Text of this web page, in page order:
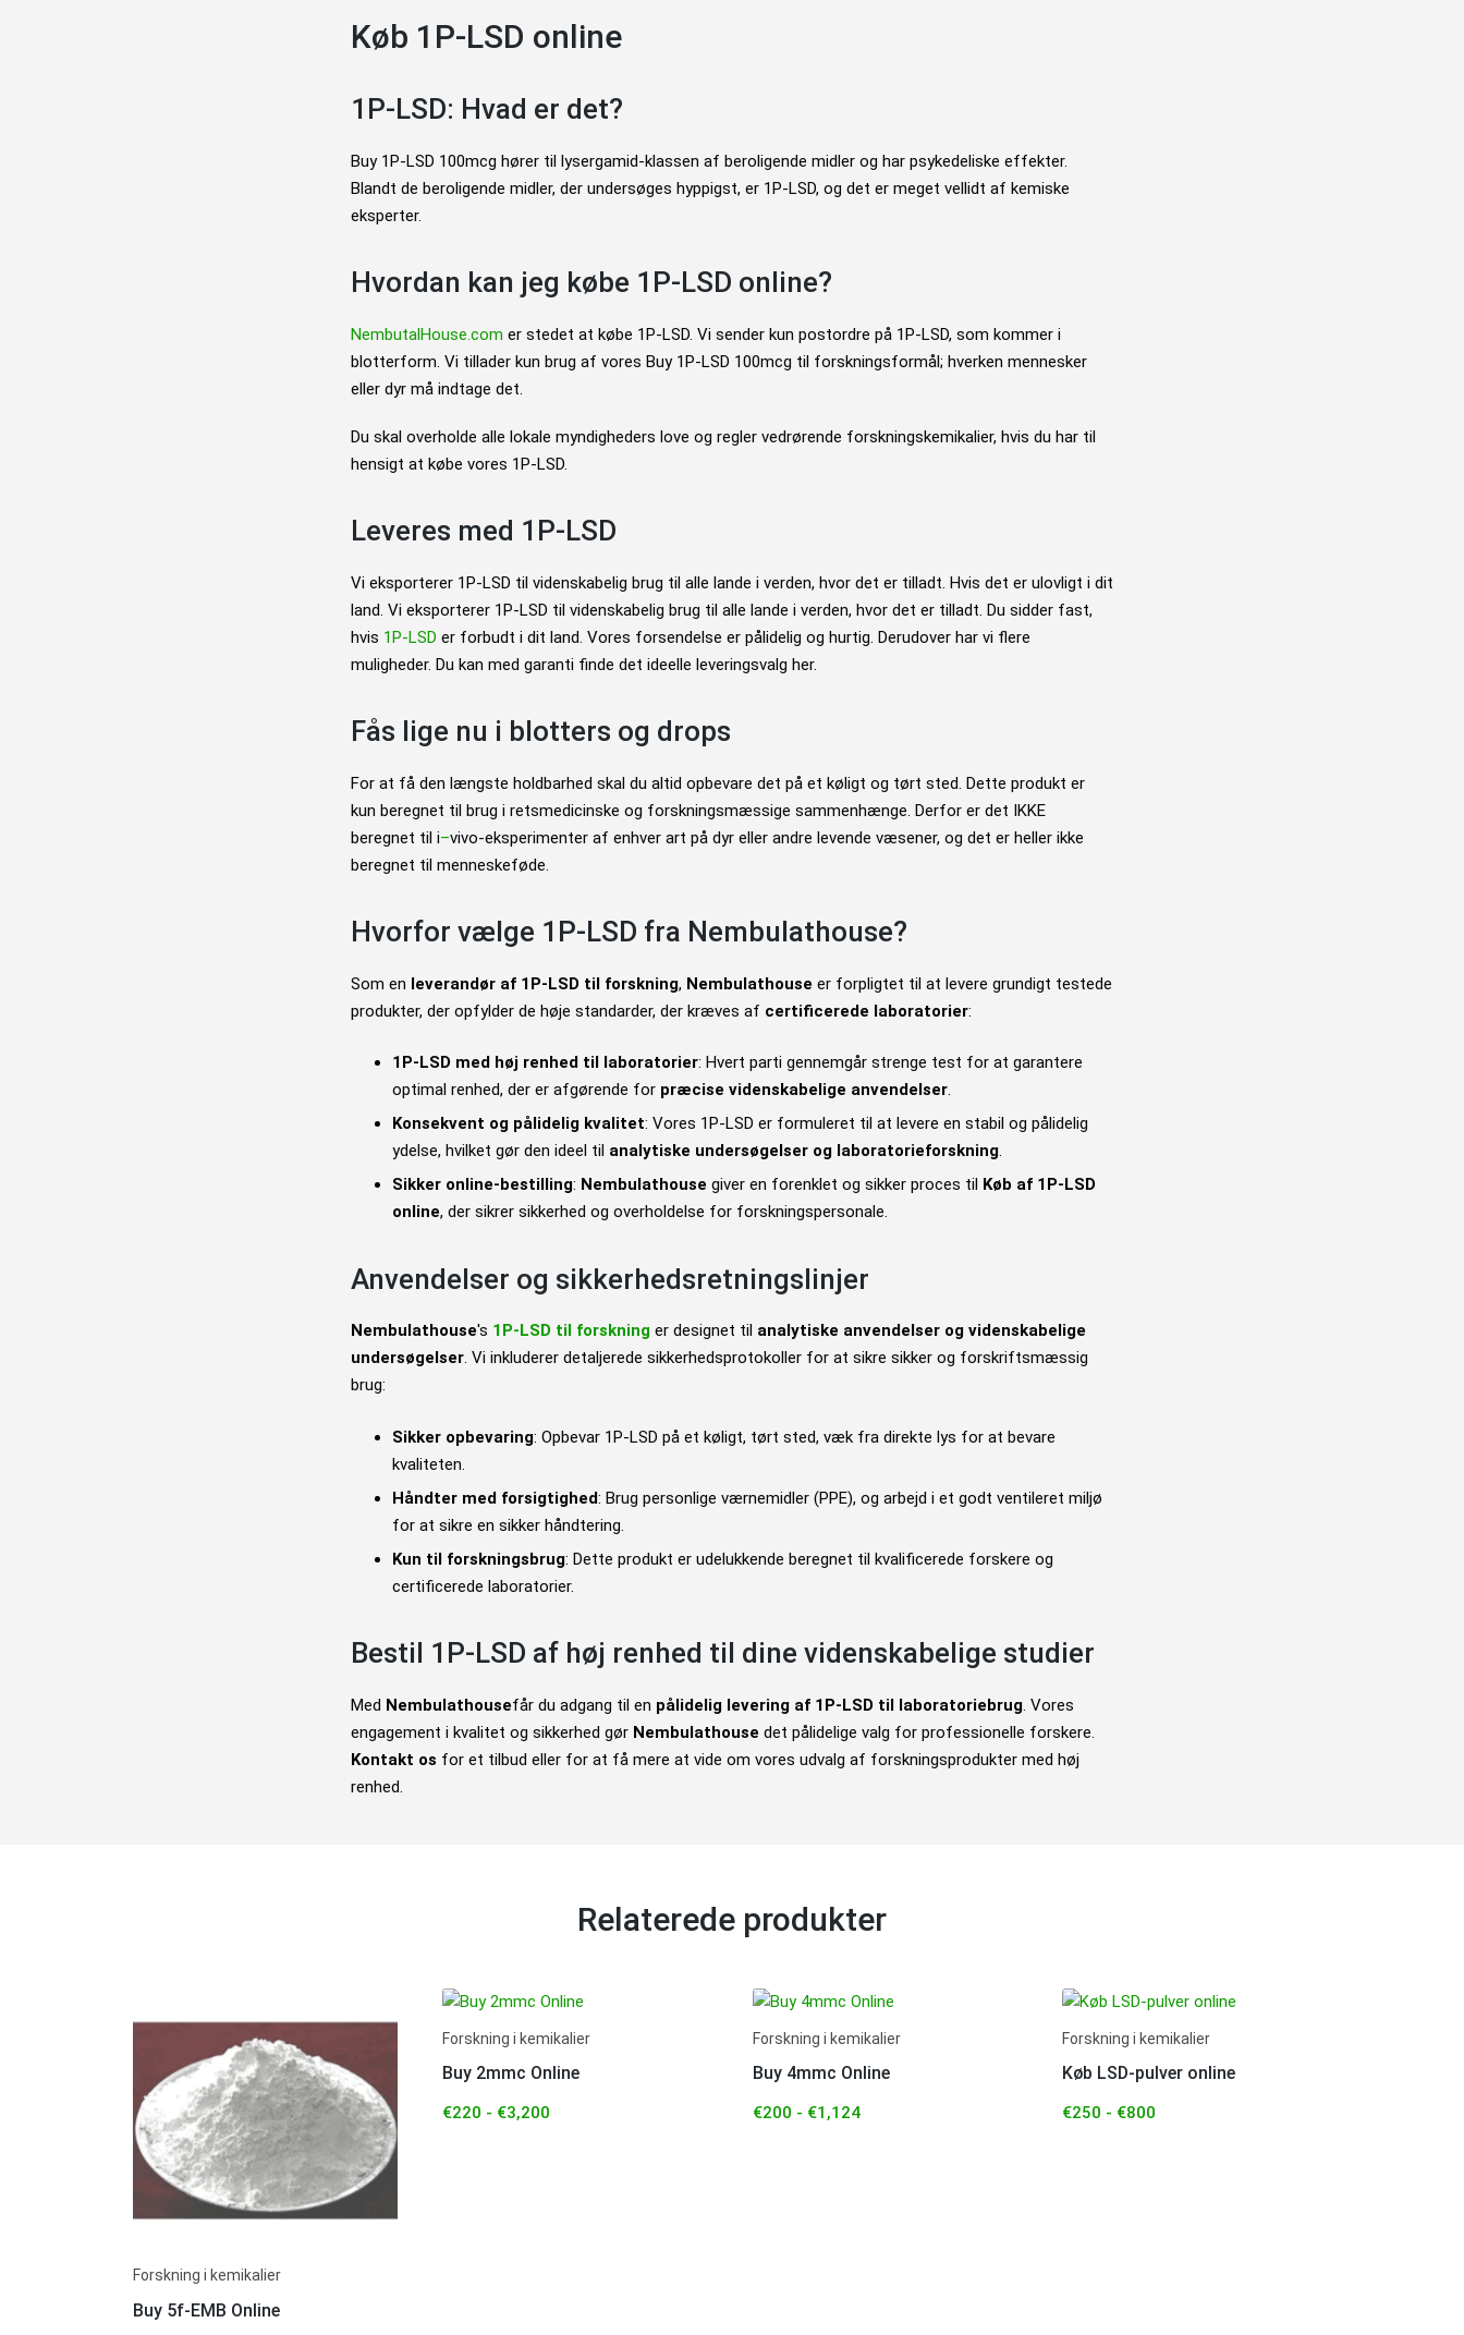
Køb 1P-LSD online
1P-LSD: Hvad er det?
Buy 1P-LSD 100mcg hører til lysergamid-klassen af beroligende midler og har psykedeliske effekter.
Blandt de beroligende midler, der undersøges hyppigst, er 1P-LSD, og det er meget vellidt af kemiske
eksperter.
Hvordan kan jeg købe 1P-LSD online?
NembutalHouse.com er stedet at købe 1P-LSD. Vi sender kun postordre på 1P-LSD, som kommer i
blotterform. Vi tillader kun brug af vores Buy 1P-LSD 100mcg til forskningsformål; hverken mennesker
eller dyr må indtage det.
Du skal overholde alle lokale myndigheders love og regler vedrørende forskningskemikalier, hvis du har til
hensigt at købe vores 1P-LSD.
Leveres med 1P-LSD
Vi eksporterer 1P-LSD til videnskabelig brug til alle lande i verden, hvor det er tilladt. Hvis det er ulovligt i dit
land. Vi eksporterer 1P-LSD til videnskabelig brug til alle lande i verden, hvor det er tilladt. Du sidder fast,
hvis 1P-LSD er forbudt i dit land. Vores forsendelse er pålidelig og hurtig. Derudover har vi flere
muligheder. Du kan med garanti finde det ideelle leveringsvalg her.
Fås lige nu i blotters og drops
For at få den længste holdbarhed skal du altid opbevare det på et køligt og tørt sted. Dette produkt er
kun beregnet til brug i retsmedicinske og forskningsmæssige sammenhænge. Derfor er det IKKE
beregnet til i–vivo-eksperimenter af enhver art på dyr eller andre levende væsener, og det er heller ikke
beregnet til menneskeføde.
Hvorfor vælge 1P-LSD fra Nembulathouse?
Som en leverandør af 1P-LSD til forskning, Nembulathouse er forpligtet til at levere grundigt testede
produkter, der opfylder de høje standarder, der kræves af certificerede laboratorier:
1P-LSD med høj renhed til laboratorier: Hvert parti gennemgår strenge test for at garantere
optimal renhed, der er afgørende for præcise videnskabelige anvendelser.
Konsekvent og pålidelig kvalitet: Vores 1P-LSD er formuleret til at levere en stabil og pålidelig
ydelse, hvilket gør den ideel til analytiske undersøgelser og laboratorieforskning.
Sikker online-bestilling: Nembulathouse giver en forenklet og sikker proces til Køb af 1P-LSD
online, der sikrer sikkerhed og overholdelse for forskningspersonale.
Anvendelser og sikkerhedsretningslinjer
Nembulathouse's 1P-LSD til forskning er designet til analytiske anvendelser og videnskabelige
undersøgelser. Vi inkluderer detaljerede sikkerhedsprotokoller for at sikre sikker og forskriftsmæssig
brug:
Sikker opbevaring: Opbevar 1P-LSD på et køligt, tørt sted, væk fra direkte lys for at bevare
kvaliteten.
Håndter med forsigtighed: Brug personlige værnemidler (PPE), og arbejd i et godt ventileret miljø
for at sikre en sikker håndtering.
Kun til forskningsbrug: Dette produkt er udelukkende beregnet til kvalificerede forskere og
certificerede laboratorier.
Bestil 1P-LSD af høj renhed til dine videnskabelige studier
Med Nembulathousefår du adgang til en pålidelig levering af 1P-LSD til laboratoriebrug. Vores
engagement i kvalitet og sikkerhed gør Nembulathouse det pålidelige valg for professionelle forskere.
Kontakt os for et tilbud eller for at få mere at vide om vores udvalg af forskningsprodukter med høj
renhed.
Relaterede produkter
Forskning i kemikalier
Buy 5f-EMB Online
Forskning i kemikalier
Buy 2mmc Online
€220 - €3,200
Forskning i kemikalier
Buy 4mmc Online
€200 - €1,124
Forskning i kemikalier
Køb LSD-pulver online
€250 - €800